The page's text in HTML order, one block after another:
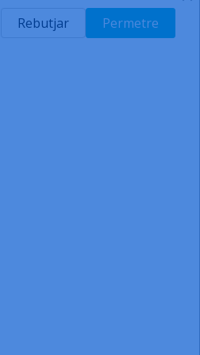
AL BUTLLETÍ
de servei i la política de
Permetre
Rebutjar